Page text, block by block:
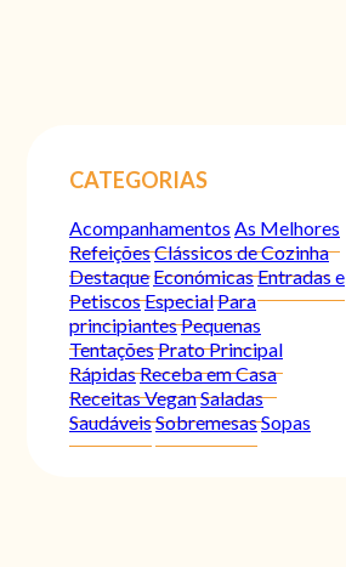
CATEGORIAS
Acompanhamentos As Melhores
RefeiçõesClássicos de Cozinha
Destaque EconómicasEntradas e
PetiscosEspecialPara
principiantesPequenas
TentaçõesPrato Principal
RápidasReceba em Casa
Receitas VeganSaladas
SaudáveisSobremesasSopas